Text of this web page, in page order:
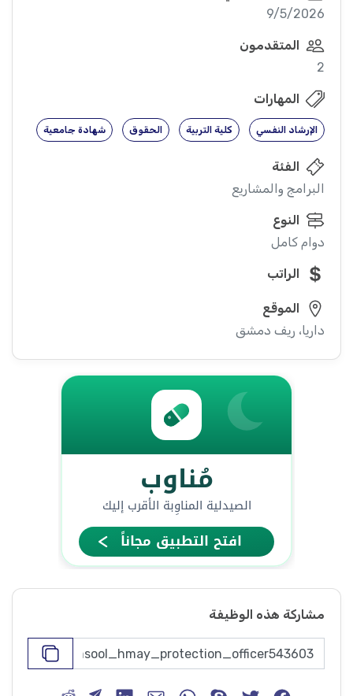
9/5/2026
المتقدمون
2
المهارات
الإرشاد النفسي كلية التربية الحقوق شهادة جامعية
الفئة
البرامج والمشاريع
النوع
دوام كامل
الراتب
الموقع
داريا، ريف دمشق
مشاركة هذه الوظيفة